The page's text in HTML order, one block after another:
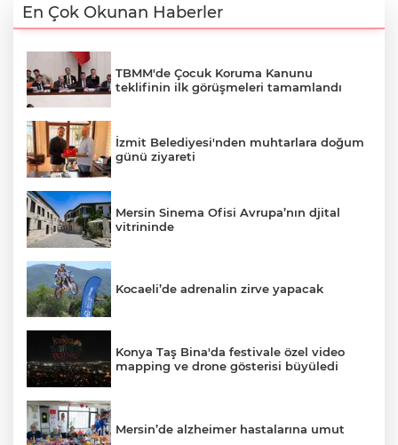
En Çok Okunan Haberler
TBMM'de Çocuk Koruma Kanunu
teklifinin ilk görüşmeleri tamamlandı
İzmit Belediyesi'nden muhtarlara doğum
günü ziyareti
Mersin Sinema Ofisi Avrupa’nın djital
vitrininde
Kocaeli’de adrenalin zirve yapacak
Konya Taş Bina'da festivale özel video
mapping ve drone gösterisi büyüledi
Mersin’de alzheimer hastalarına umut